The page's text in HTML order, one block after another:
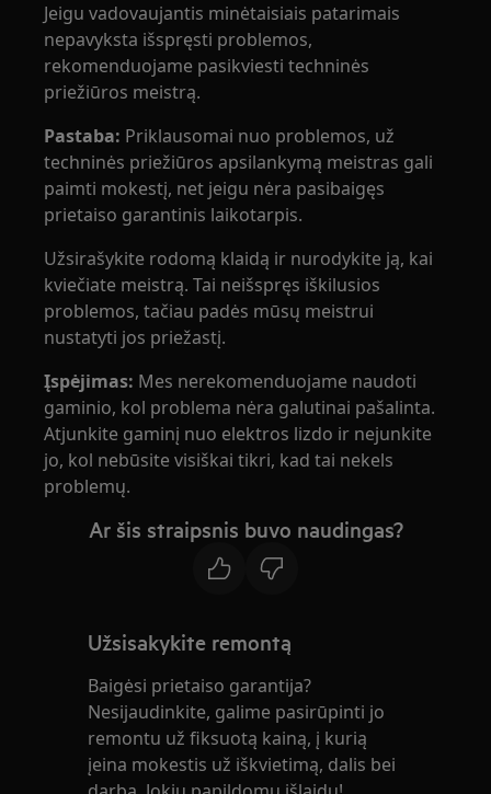
Jeigu vadovaujantis minėtaisiais patarimais
nepavyksta išspręsti problemos,
rekomenduojame pasikviesti techninės
priežiūros meistrą.
Pastaba: Priklausomai nuo problemos, už
techninės priežiūros apsilankymą meistras gali
paimti mokestį, net jeigu nėra pasibaigęs
prietaiso garantinis laikotarpis.
Užsirašykite rodomą klaidą ir nurodykite ją, kai
kviečiate meistrą. Tai neišspręs iškilusios
problemos, tačiau padės mūsų meistrui
nustatyti jos priežastį.
Įspėjimas: Mes nerekomenduojame naudoti
gaminio, kol problema nėra galutinai pašalinta.
Atjunkite gaminį nuo elektros lizdo ir nejunkite
jo, kol nebūsite visiškai tikri, kad tai nekels
problemų.
Ar šis straipsnis buvo naudingas?
Užsisakykite remontą
Baigėsi prietaiso garantija?
Nesijaudinkite, galime pasirūpinti jo
remontu už fiksuotą kainą, į kurią
įeina mokestis už iškvietimą, dalis bei